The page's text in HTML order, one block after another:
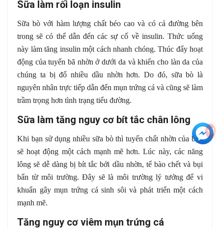
Sữa làm rối loạn insulin
Sữa bò với hàm lượng chất béo cao và có cả đường bên
trong sẽ có thể dẫn đến các sự cố về insulin. Thức uống
này làm tăng insulin một cách nhanh chóng. Thúc đẩy hoạt
động của tuyến bã nhờn ở dưới da và khiến cho làn da của
chúng ta bị đổ nhiều dầu nhờn hơn. Do đó, sữa bò là
nguyên nhân trực tiếp dẫn đến mụn trứng cá và cũng sẽ làm
trầm trọng hơn tình trạng tiểu đường.
Sữa làm tăng nguy cơ bít tắc chân lông
Khi bạn sử dụng nhiều sữa bò thì tuyến chất nhờn của bạn
sẽ hoạt động một cách mạnh mẽ hơn. Lúc này, các năng
lông sẽ dễ dàng bị bít tắc bởi dầu nhờn, tế bào chết và bụi
bẩn từ môi trường. Đây sẽ là môi trường lý tưởng để vi
khuẩn gây mụn trứng cá sinh sôi và phát triển một cách
mạnh mẽ.
Tăng nguy cơ viêm mụn trứng cá
+3